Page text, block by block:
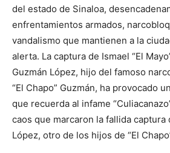
del estado de Sinaloa,
enfrentamientos armados,
vandalismo que mantienen a la
alerta. La captura de Ismael “El
Guzmán López, hijo del famoso
“El Chapo” Guzmán, ha provocado
que recuerda al infame
caos que marcaron la fallida captura
López, otro de los hijos de “El